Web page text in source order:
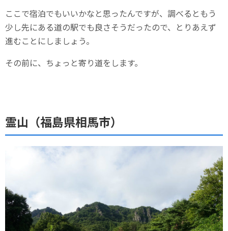
ここで宿泊でもいいかなと思ったんですが、調べるともう
少し先にある道の駅でも良さそうだったので、とりあえず
進むことにしましょう。
その前に、ちょっと寄り道をします。
霊山（福島県相馬市）